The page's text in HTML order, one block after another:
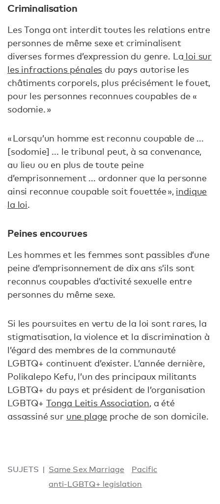
Criminalisation
Les Tonga ont interdit toutes les relations entre
personnes de même sexe et criminalisent
diverses formes d’expression du genre. La loi sur
les infractions pénales du pays autorise les
châtiments corporels, plus précisément le fouet,
pour les personnes reconnues coupables de «
sodomie. »
« Lorsqu’un homme est reconnu coupable de ...
[sodomie] ... le tribunal peut, à sa convenance,
au lieu ou en plus de toute peine
d’emprisonnement ... ordonner que la personne
ainsi reconnue coupable soit fouettée », indique
la loi.
Peines encourues
Les hommes et les femmes sont passibles d’une
peine d’emprisonnement de dix ans s’ils sont
reconnus coupables d’activité sexuelle entre
personnes du même sexe.
Si les poursuites en vertu de la loi sont rares, la
stigmatisation, la violence et la discrimination à
l’égard des membres de la communauté
LGBTQ+ continuent d’exister. L’année dernière,
Polikalepo Kefu, l’un des principaux militants
LGBTQ+ du pays et président de l’organisation
LGBTQ+ Tonga Leitis Association, a été
assassiné sur une plage proche de son domicile.
SUJETS Same Sex Marriage
Pacific
anti-LGBTQ+ legislation